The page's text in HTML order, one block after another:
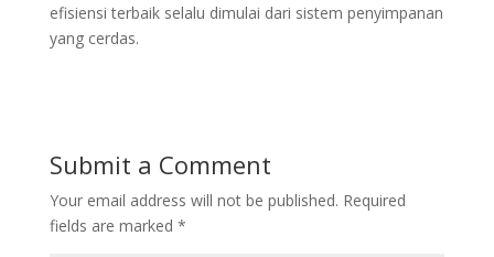
efisiensi terbaik selalu dimulai dari sistem penyimpanan
yang cerdas.
Submit a Comment
Your email address will not be published. Required
fields are marked *